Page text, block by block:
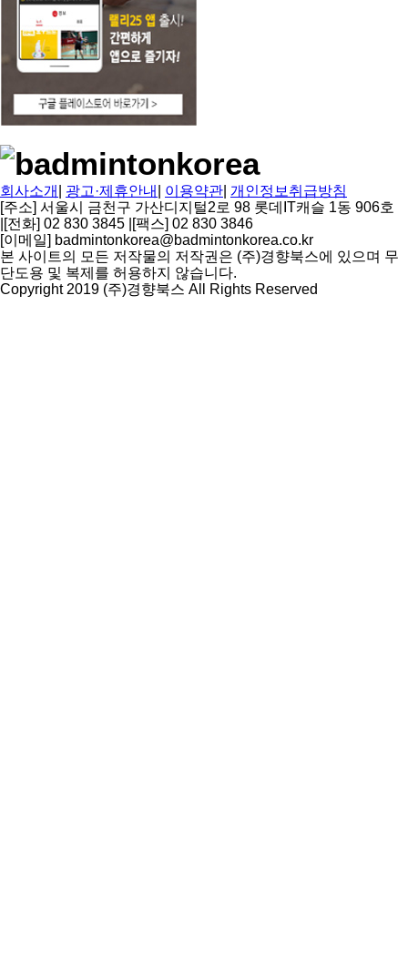
회사소개 광고·제휴안내 이용약관 개인정보취급방침
[주소] 서울시 금천구 가산디지털2로 98 롯데IT캐슬 1동 906호
[전화] 02 830 3845 [팩스] 02 830 3846
[이메일] badmintonkorea@badmintonkorea.co.kr
본 사이트의 모든 저작물의 저작권은 (주)경향북스에 있으며 무
단도용 및 복제를 허용하지 않습니다.
Copyright 2019 (주)경향북스 All Rights Reserved